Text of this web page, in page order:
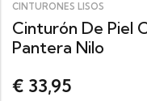
CINTURONES LISOS
Cinturón De Piel
Pantera Nilo
€ 33,95